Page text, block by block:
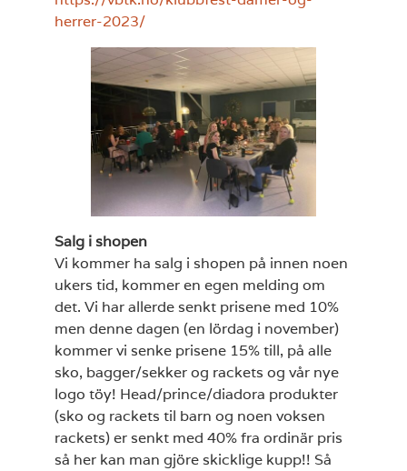
herrer-2023/
Salg i shopen
Vi kommer ha salg i shopen på innen noen
ukers tid, kommer en egen melding om
det. Vi har allerde senkt prisene med 10%
men denne dagen (en lördag i november)
kommer vi senke prisene 15% till, på alle
sko, bagger/sekker og rackets og vår nye
logo töy! Head/prince/diadora produkter
(sko og rackets til barn og noen voksen
rackets) er senkt med 40% fra ordinär pris
så her kan man gjöre skicklige kupp!! Så